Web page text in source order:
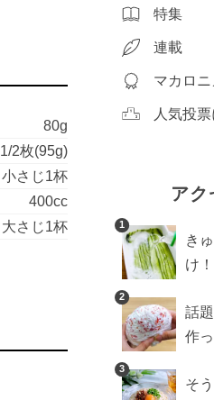
80g
1/2枚(95g)
小さじ1杯
400cc
大さじ1杯
特集
連載
マカロニ
人気投
ア
1
き
け
2
話
作
3
そ